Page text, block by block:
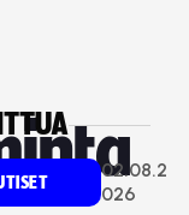
02.08.2
026